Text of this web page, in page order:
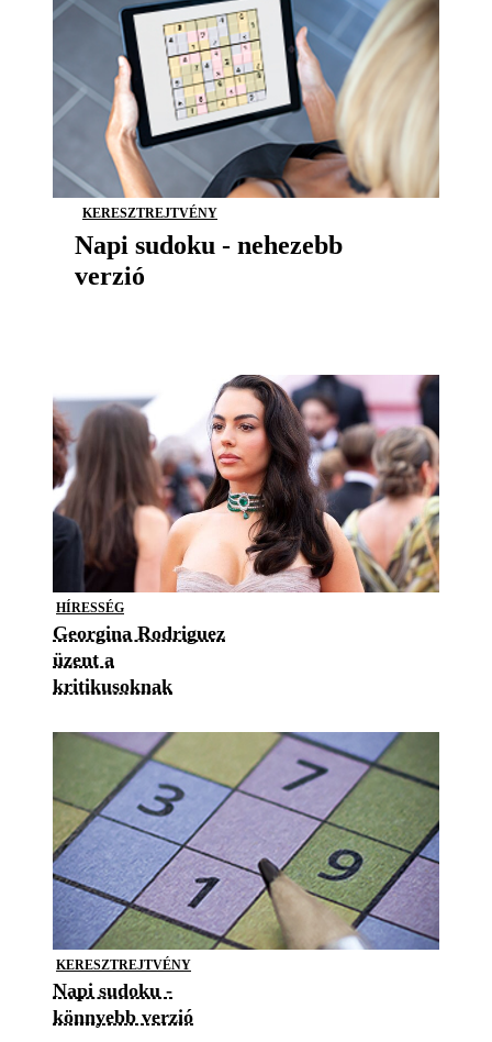
KERESZTREJTVÉNY
Napi sudoku - nehezebb
verzió
HÍRESSÉG
Georgina Rodriguez
üzent a
kritikusoknak
KERESZTREJTVÉNY
Napi sudoku -
könnyebb verzió